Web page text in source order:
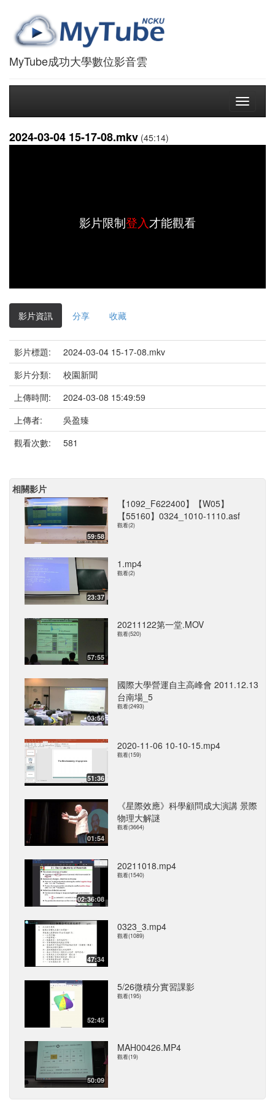
MyTube成功大學數位影音雲
Toggle
2024-03-04 15-17-08.mkv (45:14)
影片限制登入才能觀看
影片資訊 分享 收藏
影片標題:
2024-03-04 15-17-08.mkv
影片分類:
校園新聞
上傳時間:
2024-03-08 15:49:59
上傳者:
吳盈臻
觀看次數:
581
相關影片
59:58
【1092_F622400】【W05】
【55160】0324_1010-1110.asf
觀看(2)
23:37
1.mp4
觀看(2)
57:55
20211122第一堂.MOV
觀看(520)
03:56
國際大學營運自主高峰會 2011.12.13
台南場_5
觀看(2493)
51:36
2020-11-06 10-10-15.mp4
觀看(159)
01:54
《星際效應》科學顧問成大演講 景際
物理大解謎
觀看(3664)
02:36:08
20211018.mp4
觀看(1540)
47:34
0323_3.mp4
觀看(1089)
52:45
5/26微積分實習課影
觀看(195)
50:09
MAH00426.MP4
觀看(19)